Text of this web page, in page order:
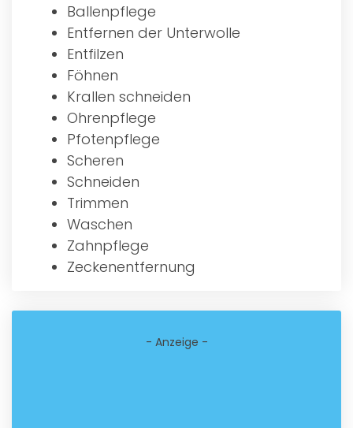
Ballenpflege
Entfernen der Unterwolle
Entfilzen
Föhnen
Krallen schneiden
Ohrenpflege
Pfotenpflege
Scheren
Schneiden
Trimmen
Waschen
Zahnpflege
Zeckenentfernung
- Anzeige -